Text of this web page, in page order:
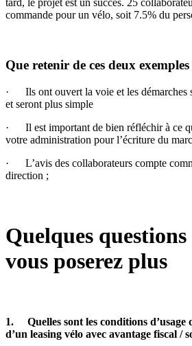
tard, le projet est un succès. 25
commande pour un vélo, soit 7.5% du
Que retenir de ces deux exemples
· Ils ont ouvert la voie et les démarches
et seront plus simple
· Il est important de bien réfléchir à ce
votre administration pour l’écriture du
· L’avis des collaborateurs compte
direction ;
Quelques
vous poserez plus
1. Quelles sont les conditions d’usage
d’un leasing vélo avec avantage fiscal /